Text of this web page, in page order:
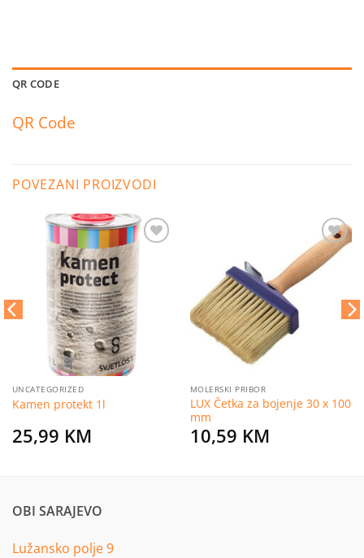
QR CODE
QR Code
POVEZANI PROIZVODI
UNCATEGORIZED
Kamen protekt 1l
25,99 KM
Dodaj
na
MOLERSKI PRIBOR
LUX Četka za bojenje 30 x 100
mm
10,59 KM
OBI SARAJEVO
Lužansko polje 9